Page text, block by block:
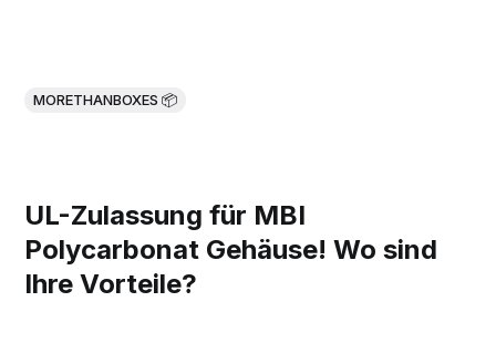
MORETHANBOXES 📦
UL-Zulassung für MBI
Polycarbonat Gehäuse! Wo sind
Ihre Vorteile?